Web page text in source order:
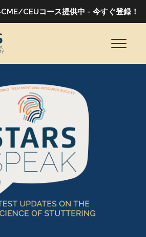
CEUコース提供中 - 今すぐ登録！